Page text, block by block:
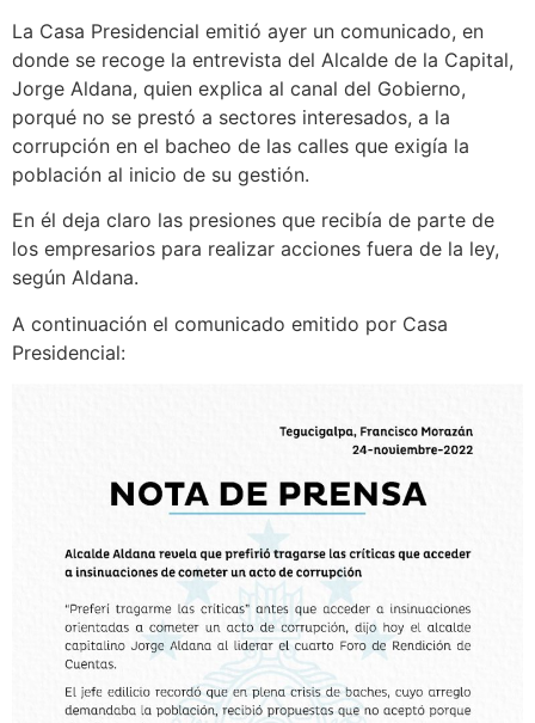
La Casa Presidencial emitió ayer un comunicado, en
donde se recoge la entrevista del Alcalde de la Capital,
Jorge Aldana, quien explica al canal del Gobierno,
porqué no se prestó a sectores interesados, a la
corrupción en el bacheo de las calles que exigía la
población al inicio de su gestión.
En él deja claro las presiones que recibía de parte de
los empresarios para realizar acciones fuera de la ley,
según Aldana.
A continuación el comunicado emitido por Casa
Presidencial: